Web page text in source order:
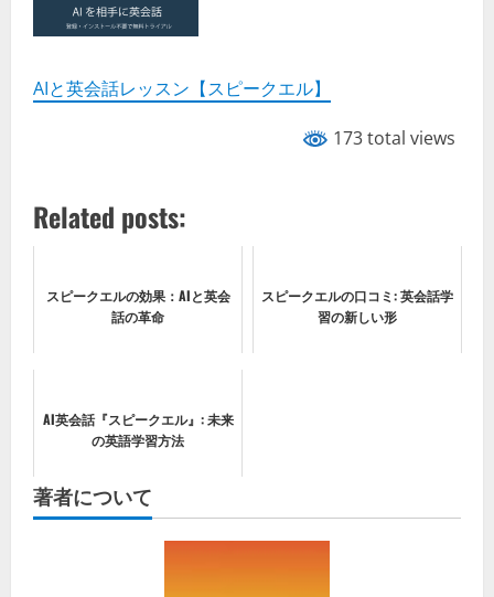
AIと英会話レッスン【スピークエル】
173 total views
Related posts:
スピークエルの効果：AIと英会
話の革命
​スピークエルの口コミ: 英会話学
習の新しい形
AI英会話『スピークエル』: 未来
の英語学習方法
著者について